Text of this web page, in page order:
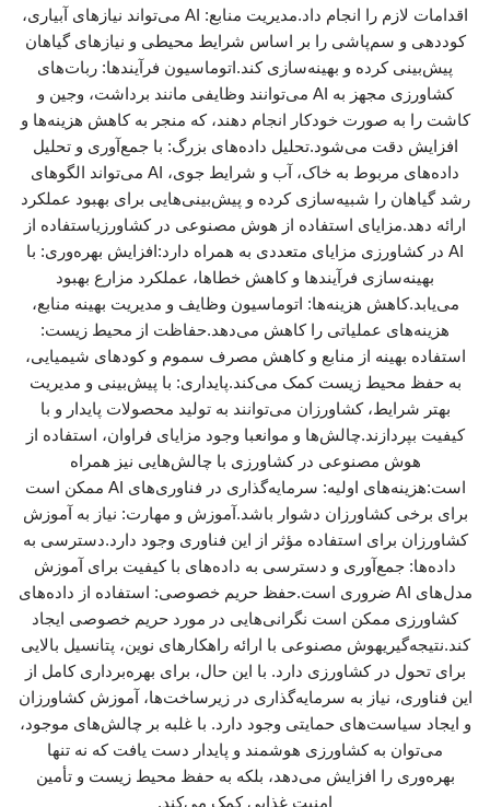
اقدامات لازم را انجام داد.مدیریت منابع: AI می‌تواند نیازهای آبیاری،
کوددهی و سم‌پاشی را بر اساس شرایط محیطی و نیازهای گیاهان
پیش‌بینی کرده و بهینه‌سازی کند.اتوماسیون فرآیندها: ربات‌های
کشاورزی مجهز به AI می‌توانند وظایفی مانند برداشت، وجین و
کاشت را به صورت خودکار انجام دهند، که منجر به کاهش هزینه‌ها و
افزایش دقت می‌شود.تحلیل داده‌های بزرگ: با جمع‌آوری و تحلیل
داده‌های مربوط به خاک، آب و شرایط جوی، AI می‌تواند الگوهای
رشد گیاهان را شبیه‌سازی کرده و پیش‌بینی‌هایی برای بهبود عملکرد
ارائه دهد.مزایای استفاده از هوش مصنوعی در کشاورزیاستفاده از
AI در کشاورزی مزایای متعددی به همراه دارد:افزایش بهره‌وری: با
بهینه‌سازی فرآیندها و کاهش خطاها، عملکرد مزارع بهبود
می‌یابد.کاهش هزینه‌ها: اتوماسیون وظایف و مدیریت بهینه منابع،
هزینه‌های عملیاتی را کاهش می‌دهد.حفاظت از محیط زیست:
استفاده بهینه از منابع و کاهش مصرف سموم و کودهای شیمیایی،
به حفظ محیط زیست کمک می‌کند.پایداری: با پیش‌بینی و مدیریت
بهتر شرایط، کشاورزان می‌توانند به تولید محصولات پایدار و با
کیفیت بپردازند.چالش‌ها و موانعبا وجود مزایای فراوان، استفاده از
هوش مصنوعی در کشاورزی با چالش‌هایی نیز همراه
است:هزینه‌های اولیه: سرمایه‌گذاری در فناوری‌های AI ممکن است
برای برخی کشاورزان دشوار باشد.آموزش و مهارت: نیاز به آموزش
کشاورزان برای استفاده مؤثر از این فناوری وجود دارد.دسترسی به
داده‌ها: جمع‌آوری و دسترسی به داده‌های با کیفیت برای آموزش
مدل‌های AI ضروری است.حفظ حریم خصوصی: استفاده از داده‌های
کشاورزی ممکن است نگرانی‌هایی در مورد حریم خصوصی ایجاد
کند.نتیجه‌گیریهوش مصنوعی با ارائه راهکارهای نوین، پتانسیل بالایی
برای تحول در کشاورزی دارد. با این حال، برای بهره‌برداری کامل از
این فناوری، نیاز به سرمایه‌گذاری در زیرساخت‌ها، آموزش کشاورزان
و ایجاد سیاست‌های حمایتی وجود دارد. با غلبه بر چالش‌های موجود،
می‌توان به کشاورزی هوشمند و پایدار دست یافت که نه تنها
بهره‌وری را افزایش می‌دهد، بلکه به حفظ محیط زیست و تأمین
امنیت غذایی کمک می‌کند.